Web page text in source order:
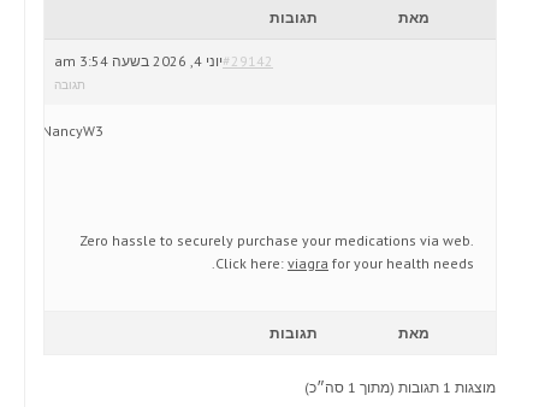
מאת תגובות
יוני 4, 2026 בשעה 3:54 am#29142
תגובה
NancyW3
Zero hassle to securely purchase your medications via web.
Click here: viagra for your health needs.
מאת תגובות
מוצגות 1 תגובות (מתוך 1 סה״כ)